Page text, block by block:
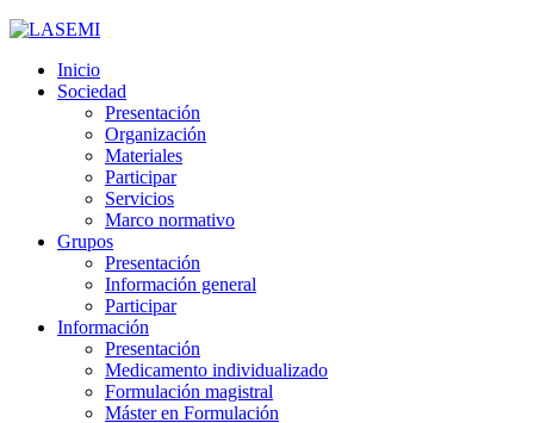
Inicio
Sociedad
Presentación
Organización
Materiales
Participar
Servicios
Marco normativo
Grupos
Presentación
Información general
Participar
Información
Presentación
Medicamento individualizado
Formulación magistral
Máster en Formulación